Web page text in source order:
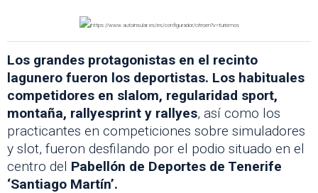
Los grandes protagonistas en el recinto
lagunero fueron los deportistas. Los habituales
competidores en slalom, regularidad sport,
montaña, rallyesprint y rallyes, así como los
practicantes en competiciones sobre simuladores
y slot, fueron desfilando por el podio situado en el
centro del Pabellón de Deportes de Tenerife
‘Santiago Martín’.